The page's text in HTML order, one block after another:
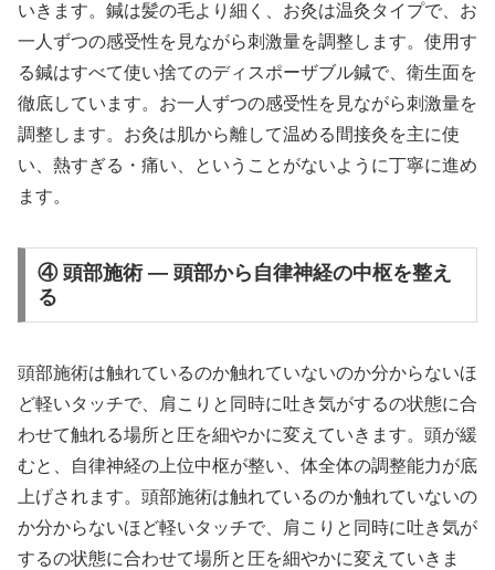
いきます。鍼は髪の毛より細く、お灸は温灸タイプで、お
一人ずつの感受性を見ながら刺激量を調整します。使用す
る鍼はすべて使い捨てのディスポーザブル鍼で、衛生面を
徹底しています。お一人ずつの感受性を見ながら刺激量を
調整します。お灸は肌から離して温める間接灸を主に使
い、熱すぎる・痛い、ということがないように丁寧に進め
ます。
④ 頭部施術 — 頭部から自律神経の中枢を整え
る
頭部施術は触れているのか触れていないのか分からないほ
ど軽いタッチで、肩こりと同時に吐き気がするの状態に合
わせて触れる場所と圧を細やかに変えていきます。頭が緩
むと、自律神経の上位中枢が整い、体全体の調整能力が底
上げされます。頭部施術は触れているのか触れていないの
か分からないほど軽いタッチで、肩こりと同時に吐き気が
するの状態に合わせて場所と圧を細やかに変えていきま